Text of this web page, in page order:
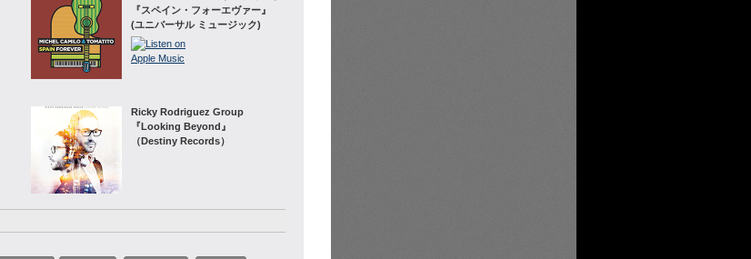
『スペイン・フォーエヴァー』
(ユニバーサル ミュージック)
Ricky Rodriguez Group
『Looking Beyond』
（Destiny Records）